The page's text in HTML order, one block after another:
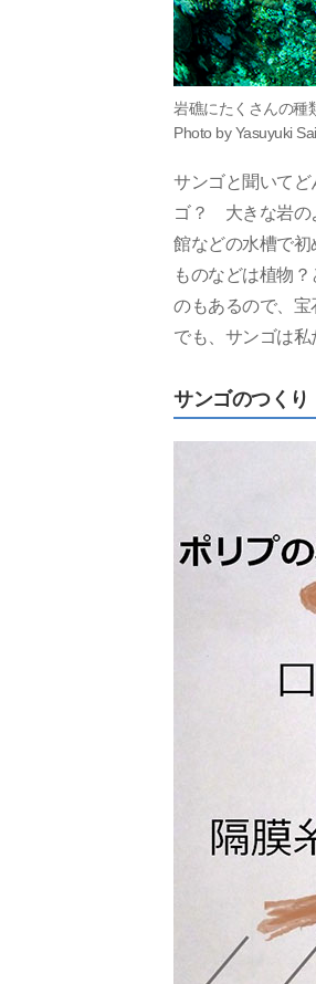
岩礁にたくさんの
Photo by Yasuyuki
サンゴと聞いて
ゴ？ 大きな岩の
館などの水槽で
ものなどは植物
のもあるので、
でも、サンゴは私
サンゴのつくり